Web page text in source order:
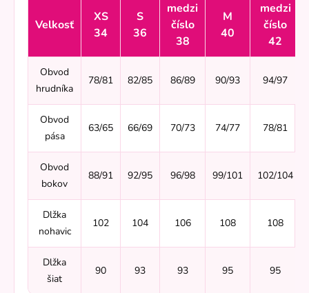
Velkosť
XS
34
S
36
medzi
číslo
38
M
40
medzi
číslo
42
Obvod
hrudníka
78/81 82/85 86/89 90/93 94/97
Obvod
pása
63/65 66/69 70/73 74/77 78/81
Obvod
bokov
88/91 92/95 96/98 99/101 102/104
Dlžka
nohavic
102 104 106 108 108
Dlžka
šiat
90 93 93 95 95